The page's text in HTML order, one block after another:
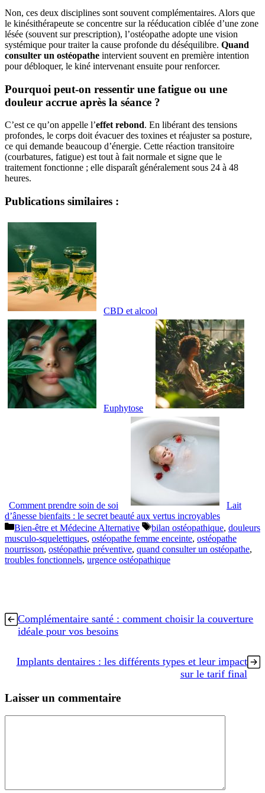
Non, ces deux disciplines sont souvent complémentaires. Alors que
le kinésithérapeute se concentre sur la rééducation ciblée d’une zone
lésée (souvent sur prescription), l’ostéopathe adopte une vision
systémique pour traiter la cause profonde du déséquilibre. Quand
consulter un ostéopathe intervient souvent en première intention
pour débloquer, le kiné intervenant ensuite pour renforcer.
Pourquoi peut-on ressentir une fatigue ou une
douleur accrue après la séance ?
C’est ce qu’on appelle l’effet rebond. En libérant des tensions
profondes, le corps doit évacuer des toxines et réajuster sa posture,
ce qui demande beaucoup d’énergie. Cette réaction transitoire
(courbatures, fatigue) est tout à fait normale et signe que le
traitement fonctionne ; elle disparaît généralement sous 24 à 48
heures.
Publications similaires :
CBD et alcool
Euphytose
Comment prendre soin de soi
Lait
d’ânesse bienfaits : le secret beauté aux vertus incroyables
Catégories
Bien-être et Médecine Alternative Étiquettes
bilan ostéopathique, douleurs
musculo-squelettiques, ostéopathe femme enceinte, ostéopathe
nourrisson, ostéopathie préventive, quand consulter un ostéopathe,
troubles fonctionnels, urgence ostéopathique
Complémentaire santé : comment choisir la couverture
idéale pour vos besoins
Implants dentaires : les différents types et leur impact
sur le tarif final
Laisser un commentaire